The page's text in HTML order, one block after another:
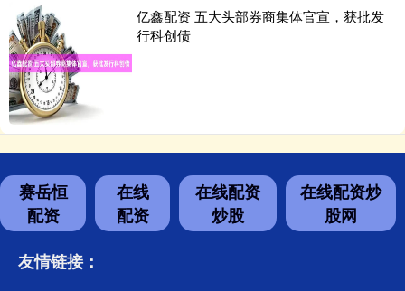
亿鑫配资 五大头部券商集体官宣，获批发
行科创债
赛岳恒
配资
在线
配资
在线配资
炒股
在线配资炒
股网
友情链接：